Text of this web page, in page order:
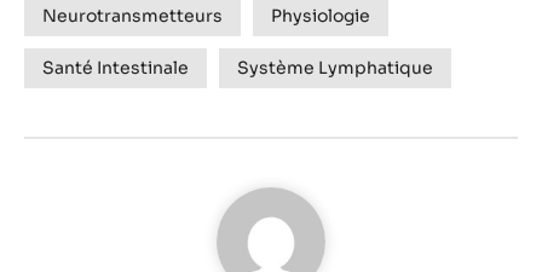
Neurotransmetteurs Physiologie
Santé Intestinale Système Lymphatique